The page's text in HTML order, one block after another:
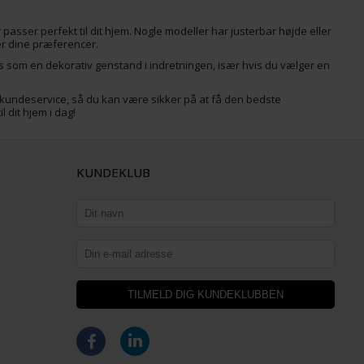
perfekt til dit hjem. Nogle modeller har justerbar højde eller
dine præferencer.
som en dekorativ genstand i indretningen, især hvis du vælger en
så du kan være sikker på at få den bedste
dit hjem i dag!
KUNDEKLUB